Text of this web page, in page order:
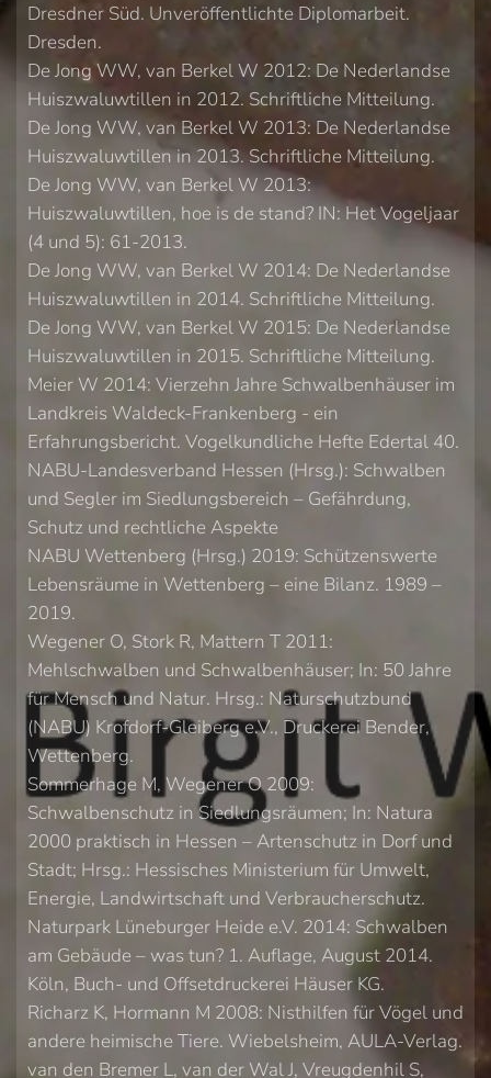
Dresdner Süd. Unveröffentlichte Diplomarbeit.
Dresden.
De Jong WW, van Berkel W 2012: De Nederlandse
Huiszwaluwtillen in 2012. Schriftliche Mitteilung.
De Jong WW, van Berkel W 2013: De Nederlandse
Huiszwaluwtillen in 2013. Schriftliche Mitteilung.
De Jong WW, van Berkel W 2013:
Huiszwaluwtillen, hoe is de stand? IN: Het Vogeljaar
(4 und 5): 61-2013.
De Jong WW, van Berkel W 2014: De Nederlandse
Huiszwaluwtillen in 2014. Schriftliche Mitteilung.
De Jong WW, van Berkel W 2015: De Nederlandse
Huiszwaluwtillen in 2015. Schriftliche Mitteilung.
Meier W 2014: Vierzehn Jahre Schwalbenhäuser im
Landkreis Waldeck-Frankenberg - ein
Erfahrungsbericht. Vogelkundliche Hefte Edertal 40.
NABU-Landesverband Hessen (Hrsg.): Schwalben
und Segler im Siedlungsbereich – Gefährdung,
Schutz und rechtliche Aspekte
NABU Wettenberg (Hrsg.) 2019: Schützenswerte
Lebensräume in Wettenberg – eine Bilanz. 1989 –
2019.
Wegener O, Stork R, Mattern T 2011:
Mehlschwalben und Schwalbenhäuser; In: 50 Jahre
für Mensch und Natur. Hrsg.: Naturschutzbund
(NABU) Krofdorf-Gleiberg e.V., Druckerei Bender,
Wettenberg.
Sommerhage M, Wegener O 2009:
Schwalbenschutz in Siedlungsräumen; In: Natura
2000 praktisch in Hessen – Artenschutz in Dorf und
Stadt; Hrsg.: Hessisches Ministerium für Umwelt,
Energie, Landwirtschaft und Verbraucherschutz.
Naturpark Lüneburger Heide e.V. 2014: Schwalben
am Gebäude – was tun? 1. Auflage, August 2014.
Köln, Buch- und Offsetdruckerei Häuser KG.
Richarz K, Hormann M 2008: Nisthilfen für Vögel und
andere heimische Tiere. Wiebelsheim, AULA-Verlag.
van den Bremer L, van der Wal J, Vreugdenhil S,